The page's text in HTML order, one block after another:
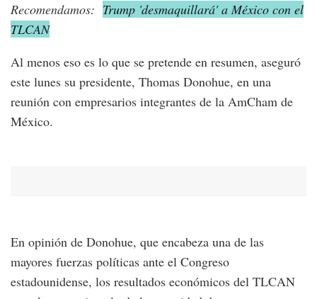
Recomendamos: Trump 'desmaquillará' a México con el
TLCAN
Al menos eso es lo que se pretende en resumen, aseguró
este lunes su presidente, Thomas Donohue, en una
reunión con empresarios integrantes de la AmCham de
México.
En opinión de Donohue, que encabeza una de las
mayores fuerzas políticas ante el Congreso
estadounidense, los resultados económicos del TLCAN